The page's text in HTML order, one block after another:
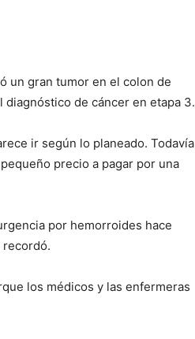
un gran tumor en el colon de
de cáncer en etapa 3.
ir según lo planeado. Todavía
precio a pagar por una
por hemorroides hace
recordó.
los médicos y las enfermeras